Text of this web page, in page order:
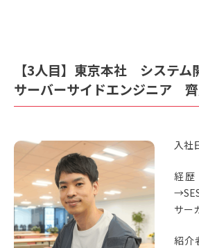
【3人目】東京本社 システ
サーバーサイドエンジニア
入社
経歴
サー
紹介